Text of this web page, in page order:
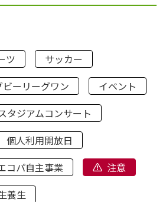
ツ
サッカー
ビーリーグワン
イベント
タジアムコンサート
個人利用開放日
コパ自主事業
注意
養生